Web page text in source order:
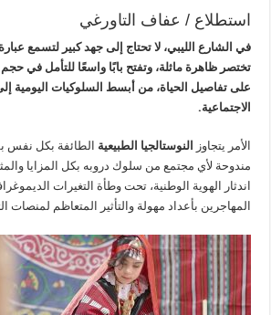
استطلاع / عفاف التاورغي
في الشارع الليبي، لا تحتاج إلى جهد كبير لتسمع
تختصر ظاهرة ماثلة، وتفتح بابًا واسعًا للتأمل في
على تفاصيل الحياة، من أبسط السلوكيات اليومية
الاجتماعية.
الأمر يتجاوز النوستالجيا الطبيعية الطائفة بكل نفس
مندوحة لأي مجتمع من سلوك دروبه بكل المزايا
اندثار الهوية الوطنية، تحت وطأة التغيرات
المهاجرين بأعداد مهولة والتأثير المتعاظم لمنصات